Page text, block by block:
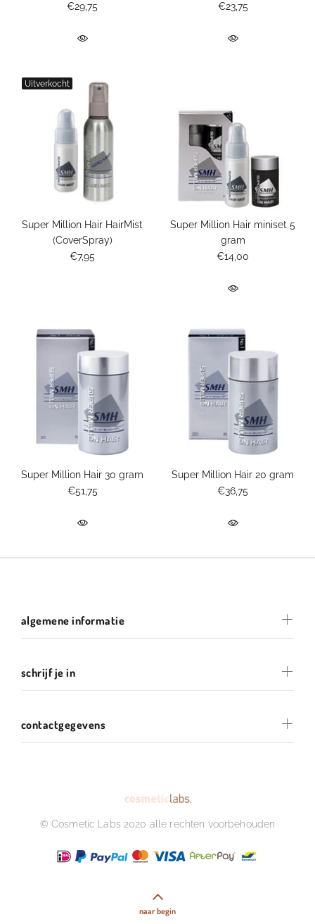
€29,75
€23,75
Uitverkocht
Super Million Hair HairMist
(CoverSpray)
€7,95
Super Million Hair miniset 5
gram
€14,00
Super Million Hair 30 gram
€51,75
Super Million Hair 20 gram
€36,75
algemene informatie
schrijf je in
contactgegevens
© Cosmetic Labs 2020 alle rechten voorbehouden
naar begin